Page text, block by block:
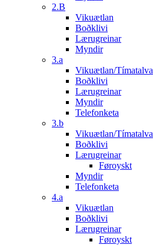
2.B
Vikuætlan
Boðklivi
Lærugreinar
Myndir
3.a
Vikuætlan/Tímatalva
Boðklivi
Lærugreinar
Myndir
Telefonketa
3.b
Vikuætlan/Tímatalva
Boðklivi
Lærugreinar
Føroyskt
Myndir
Telefonketa
4.a
Vikuætlan
Boðklivi
Lærugreinar
Føroyskt